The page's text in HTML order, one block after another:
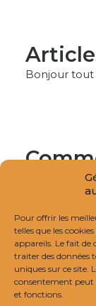
Pour offrir les
telles que les
appareils. Le fait de
traiter des données
uniques sur ce site.
consentement peut
et fonctions.
Bonjour tout
Aucun
février 2024